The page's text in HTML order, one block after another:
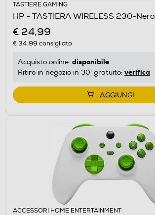
TASTIERE GAMING
HP - TASTIERA WIRELESS 230-Nero
€ 24,99
€ 34,99 consigliato
Acquisto online: disponibile
Ritiro in negozio in 30' gratuito: verifica
AGGIUNGI
ACCESSORI HOME ENTERTAINMENT